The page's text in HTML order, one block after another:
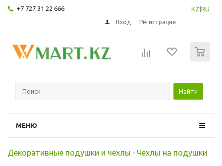
+7 727 31 22 666 KZ RU
Вход Регистрация
Найти
МЕНЮ
Декоративные подушки и чехлы - Чехлы на подушки